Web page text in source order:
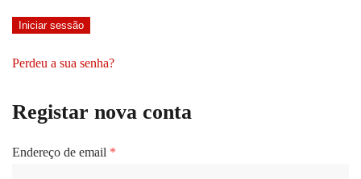
Iniciar sessão
Perdeu a sua senha?
Registar nova conta
Endereço de email *